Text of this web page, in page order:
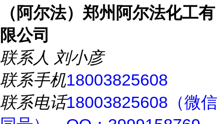
（阿尔法）郑州阿尔法化工有
限公司
联系人 刘小彦
联系手机18003825608
联系电话18003825608（微信